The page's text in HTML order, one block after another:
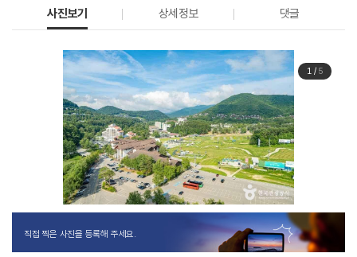
사진보기 상세정보 댓글
1/ 5
직접 찍은 사진을 등록해 주세요.